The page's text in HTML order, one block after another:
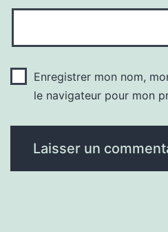
Enregistrer mon nom,
le navigateur pour mon